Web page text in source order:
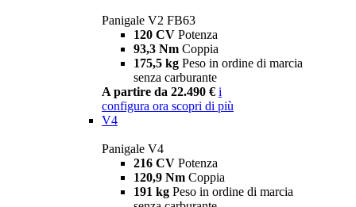
Panigale V2 FB63
120 CV Potenza
93,3 Nm Coppia
175,5 kg Peso in ordine di marcia
senza carburante
A partire da 22.490 € i
configura ora scopri di più
V4
Panigale V4
216 CV Potenza
120,9 Nm Coppia
191 kg Peso in ordine di marcia